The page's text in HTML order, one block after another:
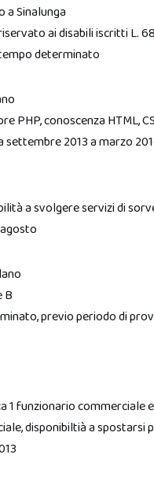
a Sinalunga
ai disabili iscritti L.
determinato
PHP, conoscenza HTML,
2013 a marzo
a svolgere servizi di
B
previo periodo di
1 funzionario
disponibiltià a spostarsi